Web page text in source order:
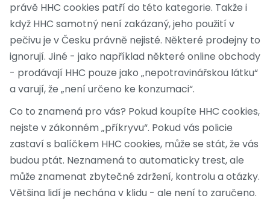
právě HHC cookies patří do této kategorie. Takže i
když HHC samotný není zakázaný, jeho použití v
pečivu je v Česku právně nejisté. Některé prodejny to
ignorují. Jiné - jako například některé online obchody
- prodávají HHC pouze jako „nepotravinářskou látku“
a varují, že „není určeno ke konzumaci“.
Co to znamená pro vás? Pokud koupíte HHC cookies,
nejste v zákonném „příkryvu“. Pokud vás policie
zastaví s balíčkem HHC cookies, může se stát, že vás
budou ptát. Neznamená to automaticky trest, ale
může znamenat zbytečné zdržení, kontrolu a otázky.
Většina lidí je nechána v klidu - ale není to zaručeno.